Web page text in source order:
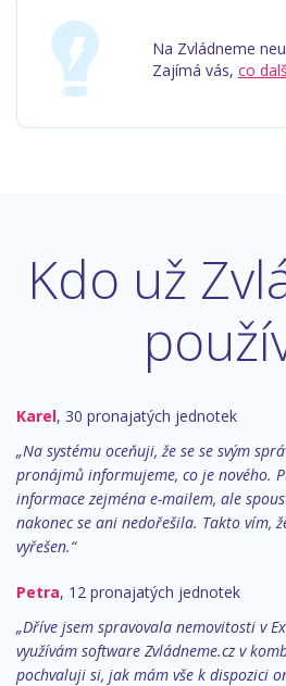
Na Zvládneme
Zajímá vás, co
Kdo už
Karel, 30 pronajatých jednotek
„Na systému oceňuji, že se se svým
pronájmů informujeme, co je nového.
informace zejména e-mailem, ale
nakonec se ani nedořešila. Takto vím,
vyřešen.“
Petra, 12 pronajatých jednotek
„Dříve jsem spravovala nemovitosti v
využívám software Zvládneme.cz v
pochvaluji si, jak mám vše k dispozici